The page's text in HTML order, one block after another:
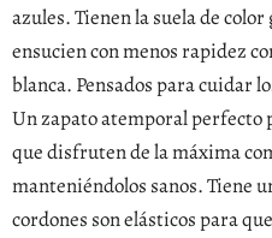
azules. Tienen la suela de
ensucien con menos rapidez
blanca. Pensados para cuidar
Un zapato atemporal perfecto
que disfruten de la máxima
manteniéndolos sanos. Tiene
cordones son elásticos para